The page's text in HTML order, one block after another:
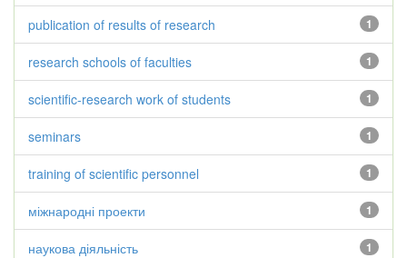
1
publication of results of research
1
research schools of faculties
1
scientific-research work of students
1
seminars
1
training of scientific personnel
1
міжнародні проекти
1
наукова діяльність